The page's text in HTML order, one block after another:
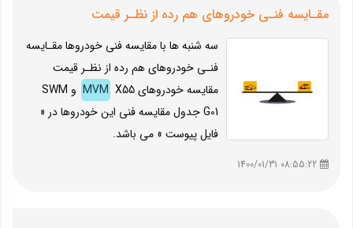
مقـایسه فنـی خودروهای هم رده از نظـر قیمت
سه شنبه ها با مقایسه فنی خودروها مقـایسه
فنـی خودروهای هم رده از نظـر قیمت
مقایسه خودروهای
MVM
X55 و SWM
G01 جدول مقایسه فنی این خودروها در «
فایل پیوست » می باشد.